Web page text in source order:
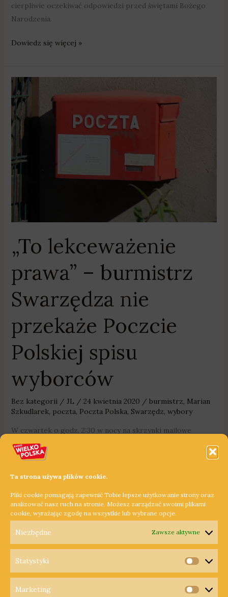
Ta strona używa plików cookie.
Pliki cookie pomagają zapewnić Tobie lepsze użytkowanie strony oraz
analizować nasz ruch na stronie. Możesz zarządzać swoimi plikami
cookie, wyrażając zgodę na wszystkie lub wybrane opcje.
Niezbędne Zawsze aktywne
Statystyki
Marketing
cierpliwie oczekiwać odpowiedzi przed świętami Bożego
Narodzenia.
Dowiedz się więcej »
„To lekceważenie
prawa” – burmistrz
Swarzędza nie
przekaże Poczcie
Polskiej spisu
wyborców
Bez kategorii/ JL / 24 kwietnia 2020 / burmistrz, Marian
Szkudlarek, poczta, Poczta Polska, Swarzędz, wybory
W czwartek o godz. 2:30 w nocy na skrzynki mailowe
urzędów miast i gmin w całym kraju wpłynął mail od Poczty
Polskiej z wnioskiem o wydanie spisu wyborców w celu
Krytycznie do tego odniósł się również w swoim
oświadczeniu burmistrz Swarzędza.
„To
lekceważenie
prawa”
–
burmistrz
Swarzędza
nie
przekaże
Polskiej
Dowiedz się więcej »